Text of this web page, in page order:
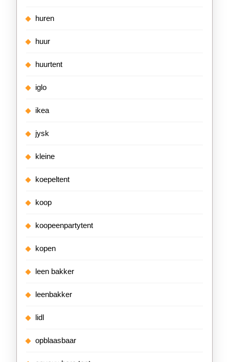
huren
huur
huurtent
iglo
ikea
jysk
kleine
koepeltent
koop
koopeenpartytent
kopen
leen bakker
leenbakker
lidl
opblaasbaar